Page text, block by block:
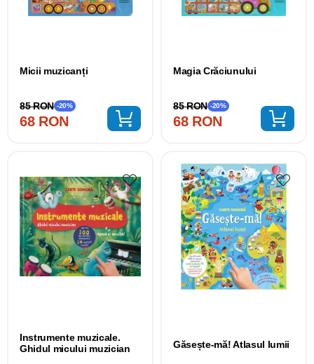
Micii muzicanți
68 RON
85 RON -20%
Magia Crăciunului
68 RON
85 RON -20%
Instrumente muzicale.
Ghidul micului muzician
Găsește-mă! Atlasul lumii